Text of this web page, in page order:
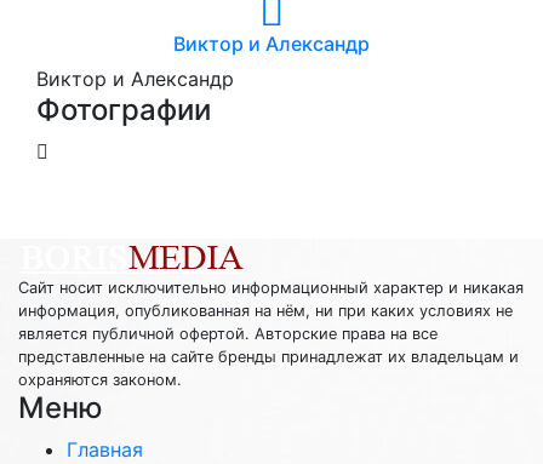
Виктор и Александр
Виктор и Александр
Фотографии
Сайт носит исключительно информационный характер и никакая
информация, опубликованная на нём, ни при каких условиях не
является публичной офертой. Авторские права на все
представленные на сайте бренды принадлежат их владельцам и
охраняются законом.
Меню
Главная